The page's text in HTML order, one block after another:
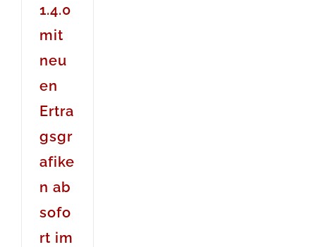
1.4.0
mit
neu
en
Ertra
gsgr
afike
n ab
sofo
rt im